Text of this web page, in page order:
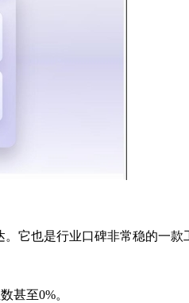
它也是行业口碑非常稳的一款
甚至0%。